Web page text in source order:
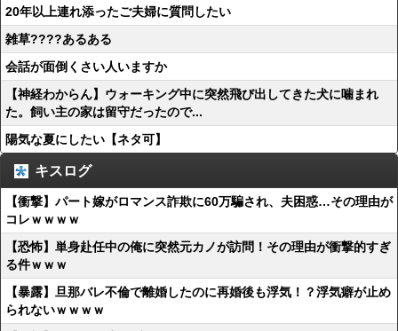
20年以上連れ添ったご夫婦に質問したい
雑草????あるある
会話が面倒くさい人いますか
【神経わからん】ウォーキング中に突然飛び出してきた犬に噛まれ
た。飼い主の家は留守だったので...
陽気な夏にしたい【ネタ可】
キスログ
【衝撃】パート嫁がロマンス詐欺に60万騙され、夫困惑…その理由が
コレｗｗｗｗ
【恐怖】単身赴任中の俺に突然元カノが訪問！その理由が衝撃的すぎ
る件ｗｗｗ
【暴露】旦那バレ不倫で離婚したのに再婚後も浮気！？浮気癖が止め
られないｗｗｗｗ